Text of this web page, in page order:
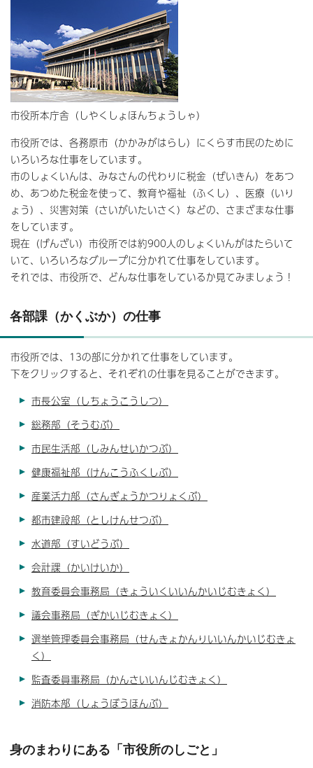
市役所本庁舎（しやくしょほんちょうしゃ）
市役所では、各務原市（かかみがはらし）にくらす市民のために
いろいろな仕事をしています。
市のしょくいんは、みなさんの代わりに税金（ぜいきん）をあつ
め、あつめた税金を使って、教育や福祉（ふくし）、医療（いり
ょう）、災害対策（さいがいたいさく）などの、さまざまな仕事
をしています。
現在（げんざい）市役所では約900人のしょくいんがはたらいて
いて、いろいろなグループに分かれて仕事をしています。
それでは、市役所で、どんな仕事をしているか見てみましょう！
各部課（かくぶか）の仕事
市役所では、13の部に分かれて仕事をしています。
下をクリックすると、それぞれの仕事を見ることができます。
市長公室（しちょうこうしつ）
総務部（そうむぶ）
市民生活部（しみんせいかつぶ）
健康福祉部（けんこうふくしぶ）
産業活力部（さんぎょうかつりょくぶ）
都市建設部（としけんせつぶ）
水道部（すいどうぶ）
会計課（かいけいか）
教育委員会事務局（きょういくいいんかいじむきょく）
議会事務局（ぎかいじむきょく）
選挙管理委員会事務局（せんきょかんりいいんかいじむきょ
く）
監査委員事務局（かんさいいんじむきょく）
消防本部（しょうぼうほんぶ）
身のまわりにある「市役所のしごと」